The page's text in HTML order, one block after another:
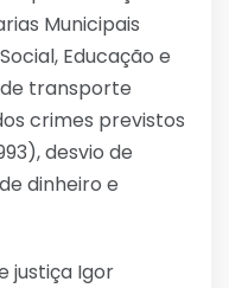
Municipais
Educação e
transporte
crimes previstos
desvio de
dinheiro e
justiça Igor